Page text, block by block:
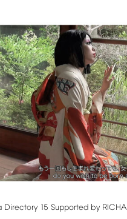
Directory 15 Supported by